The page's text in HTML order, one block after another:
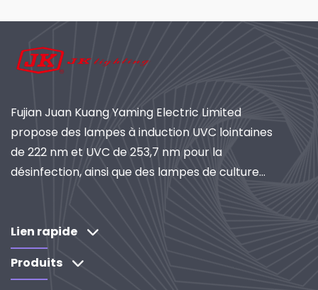
Fujian Juan Kuang Yaming Electric Limited
propose des lampes à induction UVC lointaines
de 222 nm et UVC de 253,7 nm pour la
désinfection, ainsi que des lampes de culture
mondial de systèmes d'éclairage et de
purification industriels. Découvrez nos solutions
axées sur la R&D.
Lien rapide
Produits